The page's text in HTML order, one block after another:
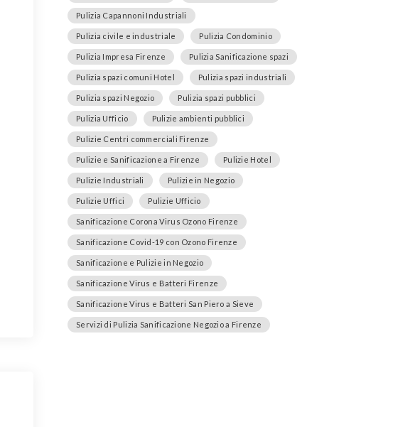
Pulizia Capannoni Industriali
Pulizia civile e industriale Pulizia Condominio
Pulizia Impresa Firenze Pulizia Sanificazione spazi
Pulizia spazi comuni Hotel Pulizia spazi industriali
Pulizia spazi Negozio Pulizia spazi pubblici
Pulizia Ufficio Pulizie ambienti pubblici
Pulizie Centri commerciali Firenze
Pulizie e Sanificazione a Firenze Pulizie Hotel
Pulizie Industriali Pulizie in Negozio
Pulizie Uffici Pulizie Ufficio
Sanificazione Corona Virus Ozono Firenze
Sanificazione Covid-19 con Ozono Firenze
Sanificazione e Pulizie in Negozio
Sanificazione Virus e Batteri Firenze
Sanificazione Virus e Batteri San Piero a Sieve
Servizi di Pulizia Sanificazione Negozio a Firenze